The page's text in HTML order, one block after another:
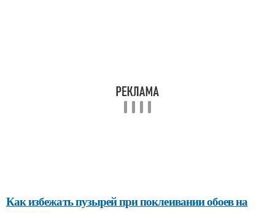
Как избежать пузырей при поклеивании обоев на